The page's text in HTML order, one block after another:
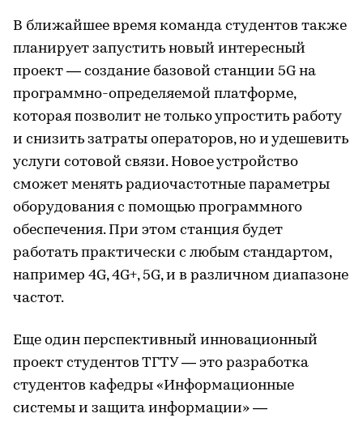
В ближайшее время команда студентов также
планирует запустить новый интересный
проект — создание базовой станции 5G на
программно-определяемой платформе,
которая позволит не только упростить работу
и снизить затраты операторов, но и удешевить
услуги сотовой связи. Новое устройство
сможет менять радиочастотные параметры
оборудования с помощью программного
обеспечения. При этом станция будет
работать практически с любым стандартом,
например 4G, 4G+, 5G, и в различном диапазоне
частот.
Еще один перспективный инновационный
проект студентов ТГТУ — это разработка
студентов кафедры «Информационные
системы и защита информации» —